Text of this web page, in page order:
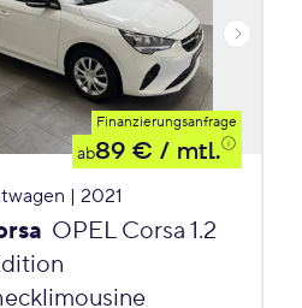
Finanzierungsanfrage
ab89 € / mtl.
| 2021
OPEL Corsa 1.2